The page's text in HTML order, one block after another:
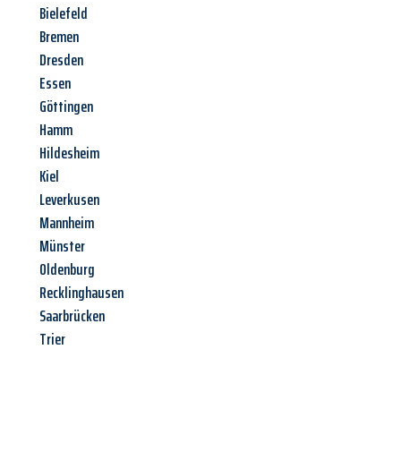
Bielefeld
Bremen
Dresden
Essen
Göttingen
Hamm
Hildesheim
Kiel
Leverkusen
Mannheim
Münster
Oldenburg
Recklinghausen
Saarbrücken
Trier